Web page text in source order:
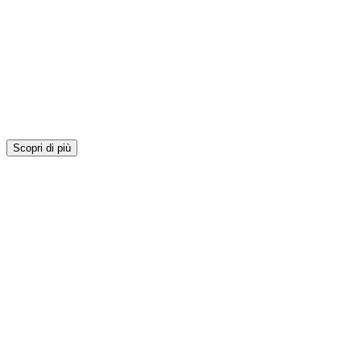
Scopri di più